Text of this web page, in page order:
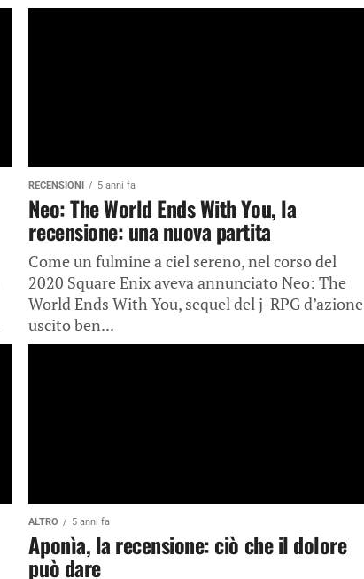
RECENSIONI 5 anni fa
Neo: The World Ends With You, la
recensione: una nuova partita
Come un fulmine a ciel sereno, nel corso del
2020 Square Enix aveva annunciato Neo: The
World Ends With You, sequel del j-RPG d’azione
uscito ben...
ALTRO 5 anni fa
Aponìa, la recensione: ciò che il dolore
può dare